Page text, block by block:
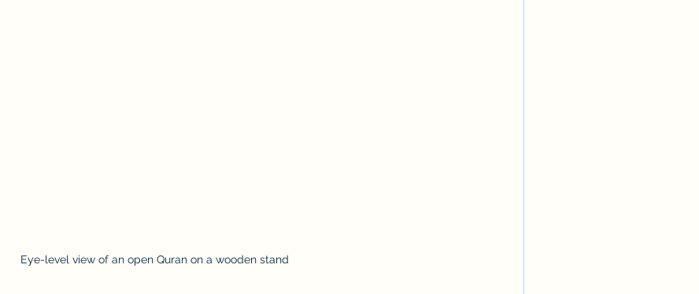
Eye-level view of an open Quran on a wooden stand